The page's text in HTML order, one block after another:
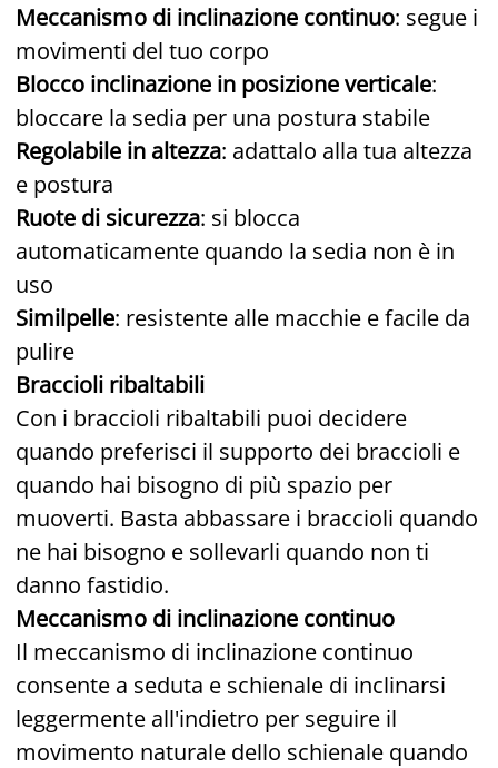
Meccanismo di inclinazione continuo: segue i
movimenti del tuo corpo
Blocco inclinazione in posizione verticale:
bloccare la sedia per una postura stabile
Regolabile in altezza: adattalo alla tua altezza
e postura
Ruote di sicurezza: si blocca
automaticamente quando la sedia non è in
uso
Similpelle: resistente alle macchie e facile da
pulire
Braccioli ribaltabili
Con i braccioli ribaltabili puoi decidere
quando preferisci il supporto dei braccioli e
quando hai bisogno di più spazio per
muoverti. Basta abbassare i braccioli quando
ne hai bisogno e sollevarli quando non ti
danno fastidio.
Meccanismo di inclinazione continuo
Il meccanismo di inclinazione continuo
consente a seduta e schienale di inclinarsi
leggermente all'indietro per seguire il
movimento naturale dello schienale quando